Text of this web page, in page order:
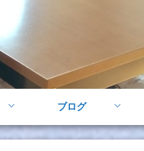
ブログ